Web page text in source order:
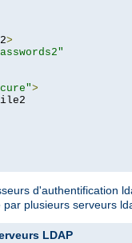
>
>
d'authentification
plusieurs serveurs
LDAP